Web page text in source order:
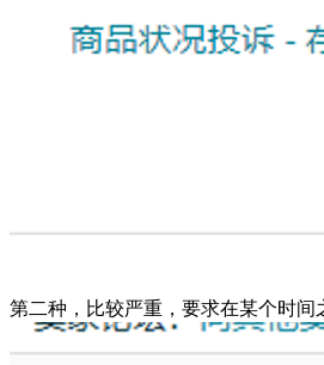
第二种，比较严重，要求在某个时间